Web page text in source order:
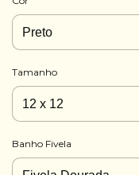
Tamanho
Banho Fivela